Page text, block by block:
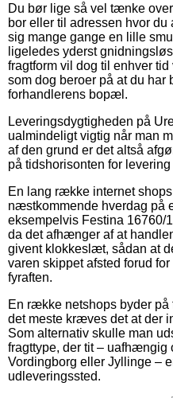
Du bør lige så vel tænke
bor eller til adressen hvor
sig mange gange en lille
ligeledes yderst
fragtform vil dog til enhver
som dog beroer på at du
forhandlerens bopæl.
Leveringsdygtigheden på
ualmindeligt vigtig når man
af den grund er det altså
på tidshorisonten for
En lang række internet
næstkommende hverdag på
eksempelvis Festina 16760/
da det afhænger af at
givent klokkeslæt, sådan at
varen skippet afsted forud
fyraften.
En række netshops byder på
det meste kræves det at der
Som alternativ skulle man
fragttype, der tit – uafhængig
Vordingborg eller Jyllinge –
udleveringssted.